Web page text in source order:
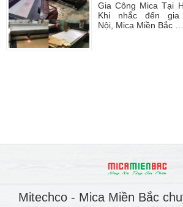
Gia Công Mica Tại
Khi nhắc đến
Nội, Mica Miền Bắc …
Mitechco - Mica Miền Bắc